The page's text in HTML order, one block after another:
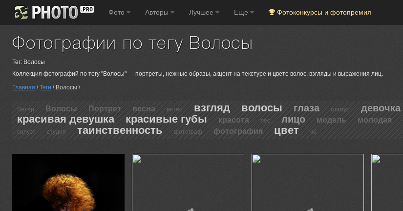
Фото Авторы Лучшее Еще Фотоконкурсы и фотопремия
Фотографии по тегу Волосы
Тег: Волосы
Коллекция фотографий по тегу "Волосы" — портреты, нежные образы, акцент на текстуре и цвете волос, взгляды и выражения лиц.
Главная \Теги \ Волосы \
Ветер Волосы Портрет весна ветер взгляд волосы глаза гламур девочка
красивая девушка красивые губы красота лес лицо модель молодая
силуэт студия таинственность фотограф фотография цвет чб